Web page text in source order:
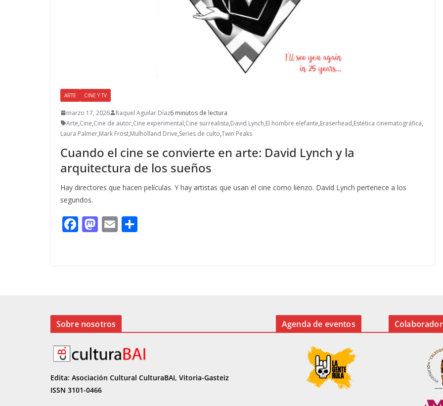
ARTE CINE Y TV
marzo 17, 2026 Raquel Aguilar Díaz6 minutos de lectura
Arte,Cine,Cine de autor,Cine experimental,Cine surrealista,David Lynch,El hombre elefante,Eraserhead,Estética cinematográfica,
Laura Palmer,Mark Frost,Mulholland Drive,Series de culto,Twin Peaks
Cuando el cine se convierte en arte: David Lynch y la
arquitectura de los sueños
Hay directores que hacen películas. Y hay artistas que usan el cine como lienzo. David Lynch pertenece a los
segundos.
F
k
M E
Sobre nosotros
Edita: Asociación Cultural CulturaBAI, Vitoria-Gasteiz
ISSN 3101-0466
Agenda de eventos